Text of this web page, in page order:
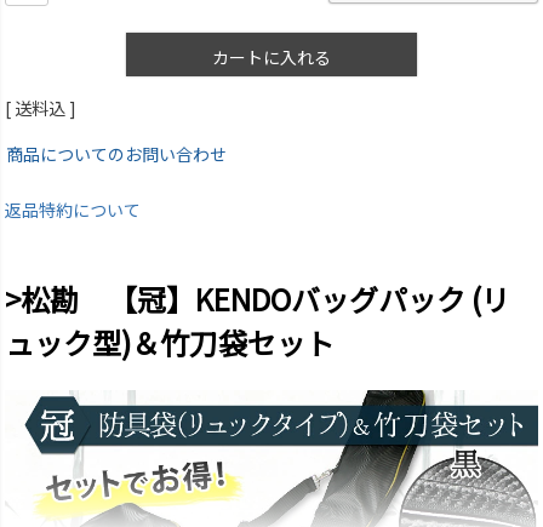
カートに入れる
送料込
商品についてのお問い合わせ
返品特約について
>松勘 【冠】KENDOバッグパック (リ
ュック型)＆竹刀袋セット